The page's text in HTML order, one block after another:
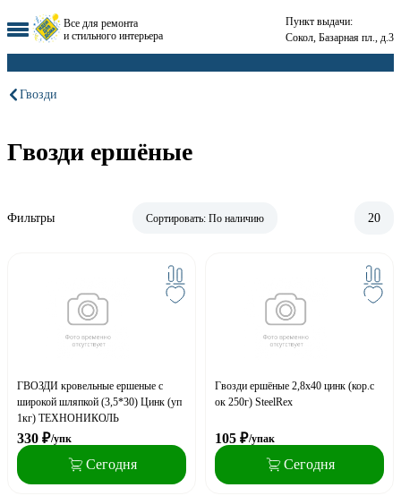
Все для ремонта
и стильного интерьера
Пункт выдачи:
Сокол, Базарная пл., д.3
Гвозди
Гвозди ершёные
Фильтры Сортировать: По наличию 20
ГВОЗДИ кровельные ершеные с
широкой шляпкой (3,5*30) Цинк (уп
1кг) ТЕХНОНИКОЛЬ
330 ₽/упк
Сегодня
Гвозди ершёные 2,8х40 цинк (кор.с
ок 250г) SteelRex
105 ₽/упак
Сегодня